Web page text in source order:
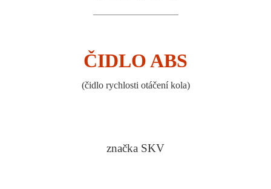
ČIDLO ABS
(čidlo rychlosti otáčení kola)
značka SKV